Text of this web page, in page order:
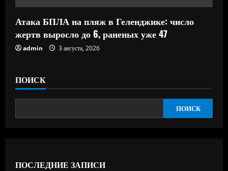
Атака БПЛА на пляж в Геленджике: число
жертв выросло до 6, раненых уже 47
admin 3 августа, 2026
ПОИСК
ПОИСК
ПОСЛЕДНИЕ ЗАПИСИ